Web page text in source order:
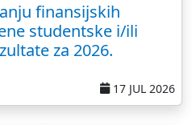
finansijskih
studentske i/ili
za 2026.
17 JUL 2026